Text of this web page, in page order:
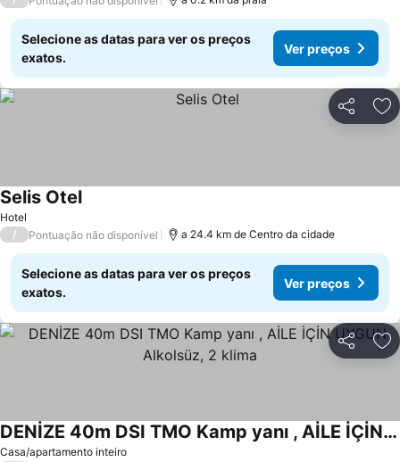
Selecione as datas para ver os preços
exatos.
Ver preços
Partilhar
Hotel
Selis Otel
/ Pontuação não disponível a 24.4 km de Centro da cidade
Selecione as datas para ver os preços
exatos.
Ver preços
Partilhar
Casa/apartamento inteiro
DENİZE 40m DSI TMO Kamp yanı , AİLE İÇİN UYGUN Alkolsüz, 2 klima